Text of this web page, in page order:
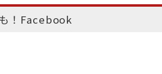
！Facebook